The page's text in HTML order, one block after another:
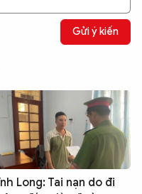
Gửi ý kiến
Long: Tai nạn do đi